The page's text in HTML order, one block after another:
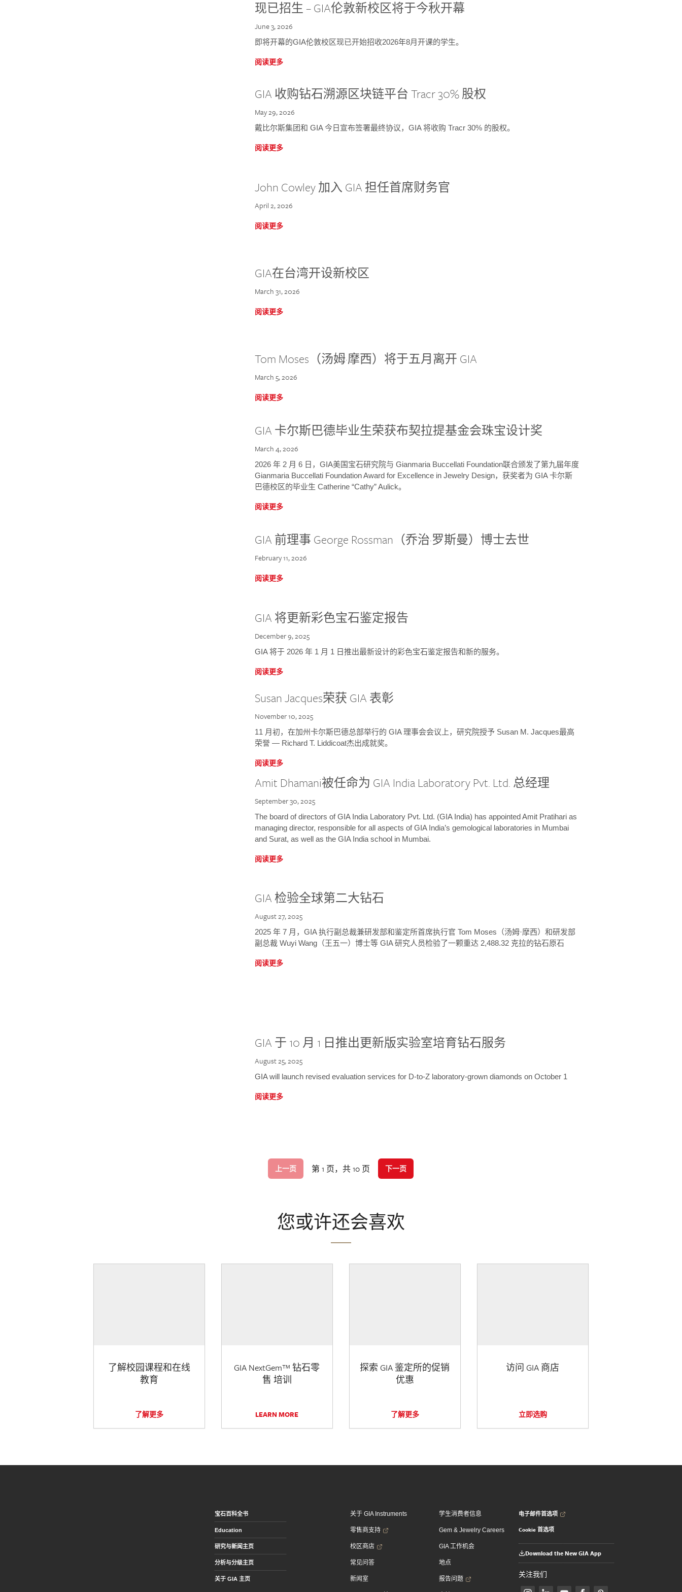
现已招生 – GIA伦敦新校区将于今秋开幕
June 3, 2026
即将开幕的GIA伦敦校区现已开始招收2026年8月开课的学生。
阅读更多
GIA 收购钻石溯源区块链平台 Tracr 30% 股权
May 29, 2026
戴比尔斯集团和 GIA 今日宣布签署最终协议，GIA 将收购 Tracr 30% 的股权。
阅读更多
John Cowley 加入 GIA 担任首席财务官
April 2, 2026
阅读更多
GIA在台湾开设新校区
March 31, 2026
阅读更多
Tom Moses（汤姆·摩西）将于五月离开 GIA
March 5, 2026
阅读更多
GIA 卡尔斯巴德毕业生荣获布契拉提基金会珠宝设计奖
March 4, 2026
2026 年 2 月 6 日，GIA美国宝石研究院与 Gianmaria Buccellati Foundation联合颁发了第九届年度
Gianmaria Buccellati Foundation Award for Excellence in Jewelry Design，获奖者为 GIA 卡尔斯
巴德校区的毕业生 Catherine “Cathy” Aulick。
阅读更多
GIA 前理事 George Rossman（乔治·罗斯曼）博士去世
February 11, 2026
阅读更多
GIA 将更新彩色宝石鉴定报告
December 9, 2025
GIA 将于 2026 年 1 月 1 日推出最新设计的彩色宝石鉴定报告和新的服务。
阅读更多
Susan Jacques荣获 GIA 表彰
November 10, 2025
11 月初，在加州卡尔斯巴德总部举行的 GIA 理事会会议上，研究院授予 Susan M. Jacques最高
荣誉 — Richard T. Liddicoat杰出成就奖。
阅读更多
Amit Dhamani被任命为 GIA India Laboratory Pvt. Ltd. 总经理
September 30, 2025
The board of directors of GIA India Laboratory Pvt. Ltd. (GIA India) has appointed Amit Pratihari as
managing director, responsible for all aspects of GIA India’s gemological laboratories in Mumbai
and Surat, as well as the GIA India school in Mumbai.
阅读更多
GIA 检验全球第二大钻石
August 27, 2025
2025 年 7 月，GIA 执行副总裁兼研发部和鉴定所首席执行官 Tom Moses（汤姆·摩西）和研发部
副总裁 Wuyi Wang（王五一）博士等 GIA 研究人员检验了一颗重达 2,488.32 克拉的钻石原石
阅读更多
GIA 于 10 月 1 日推出更新版实验室培育钻石服务
August 25, 2025
GIA will launch revised evaluation services for D-to-Z laboratory-grown diamonds on October 1
阅读更多
上一页 第 1 页，共 10 页 下一页
您或许还会喜欢
了解校园课程和在线
教育
了解更多
GIA NextGem™ 钻石零
售 培训
LEARN MORE
探索 GIA 鉴定所的促销
优惠
了解更多
访问 GIA 商店
立即选购
宝石百科全书
Education
研究与新闻主页
分析与分级主页
关于 GIA 主页
关于 GIA Instruments
零售商支持
校区商店
常见问答
新闻室
学生消费者信息
Gem & Jewelry Careers
GIA 工作机会
地点
报告问题
电子邮件首选项
Cookie 首选项
Download the New GIA App
关注我们